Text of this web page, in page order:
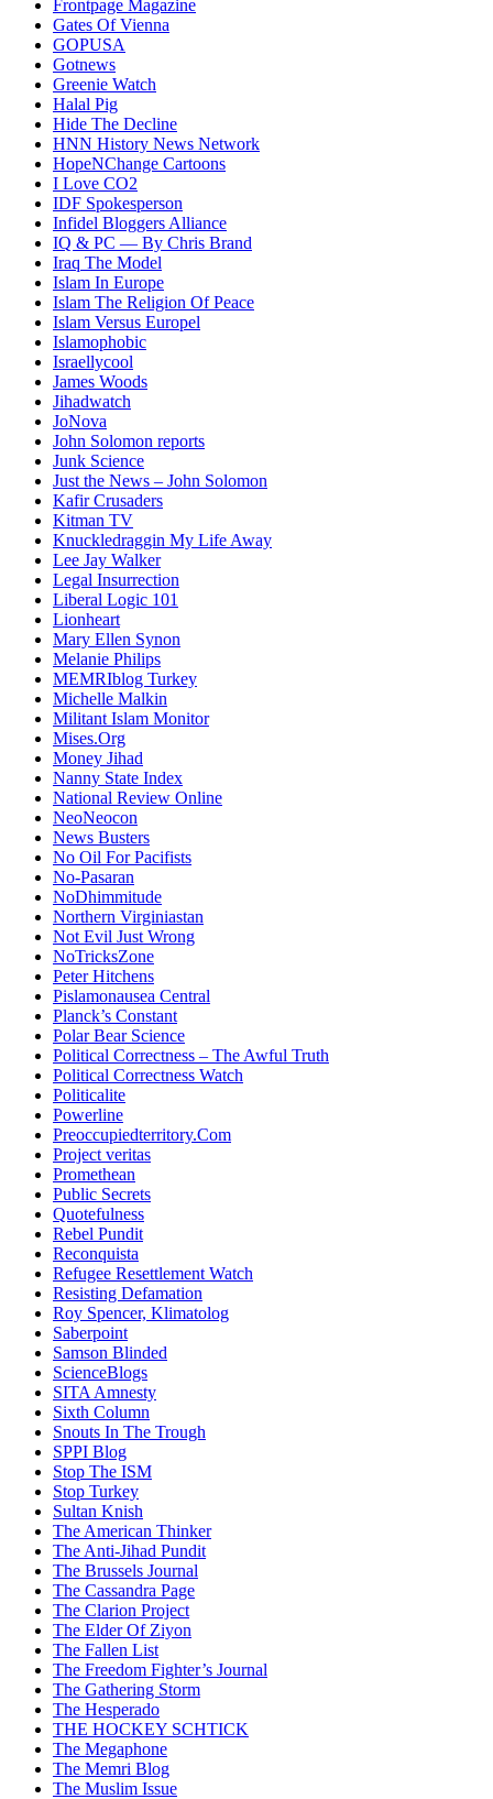
Frontpage Magazine
Gates Of Vienna
GOPUSA
Gotnews
Greenie Watch
Halal Pig
Hide The Decline
HNN History News Network
HopeNChange Cartoons
I Love CO2
IDF Spokesperson
Infidel Bloggers Alliance
IQ & PC — By Chris Brand
Iraq The Model
Islam In Europe
Islam The Religion Of Peace
Islam Versus Europel
Islamophobic
Israellycool
James Woods
Jihadwatch
JoNova
John Solomon reports
Junk Science
Just the News – John Solomon
Kafir Crusaders
Kitman TV
Knuckledraggin My Life Away
Lee Jay Walker
Legal Insurrection
Liberal Logic 101
Lionheart
Mary Ellen Synon
Melanie Philips
MEMRIblog Turkey
Michelle Malkin
Militant Islam Monitor
Mises.Org
Money Jihad
Nanny State Index
National Review Online
NeoNeocon
News Busters
No Oil For Pacifists
No-Pasaran
NoDhimmitude
Northern Virginiastan
Not Evil Just Wrong
NoTricksZone
Peter Hitchens
Pislamonausea Central
Planck’s Constant
Polar Bear Science
Political Correctness – The Awful Truth
Political Correctness Watch
Politicalite
Powerline
Preoccupiedterritory.Com
Project veritas
Promethean
Public Secrets
Quotefulness
Rebel Pundit
Reconquista
Refugee Resettlement Watch
Resisting Defamation
Roy Spencer, Klimatolog
Saberpoint
Samson Blinded
ScienceBlogs
SITA Amnesty
Sixth Column
Snouts In The Trough
SPPI Blog
Stop The ISM
Stop Turkey
Sultan Knish
The American Thinker
The Anti-Jihad Pundit
The Brussels Journal
The Cassandra Page
The Clarion Project
The Elder Of Ziyon
The Fallen List
The Freedom Fighter’s Journal
The Gathering Storm
The Hesperado
THE HOCKEY SCHTICK
The Megaphone
The Memri Blog
The Muslim Issue